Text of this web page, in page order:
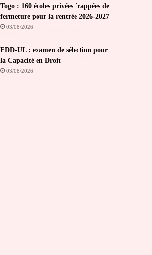
Togo : 160 écoles privées frappées de
fermeture pour la rentrée 2026-2027
03/08/2026
FDD-UL : examen de sélection pour
la Capacité en Droit
03/08/2026